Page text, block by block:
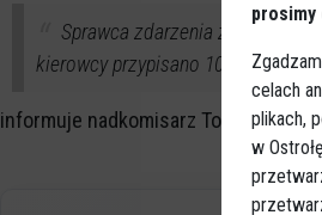
Sprawca zdarzenia został
kierowcy przypisano 10 punktów
informuje nadkomisarz Tomasz
celach
plikach,
w